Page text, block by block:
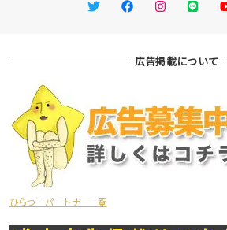
TwitterFacebookInstagram
LINE
広告掲載について
ひらつーパートナー一覧